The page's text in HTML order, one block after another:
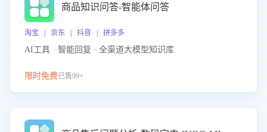
商品知识问答-智能体问答
淘宝 | 京东 | 抖音 | 拼多多
AI工具 · 智能回复 · 全渠道大模型知识库
限时免费已售99+